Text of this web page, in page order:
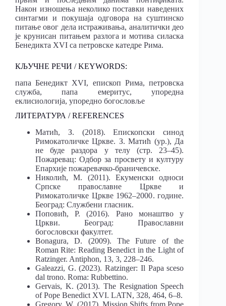
Након изношења неколико поставки наведених
синтагми и покушаја одговора на суштинско
питање овог дела истраживања, аналитички део
је крунисан питањем разлога и мотива силаска
Бенедикта XVI са петровске катедре Рима.
КЉУЧНЕ РЕЧИ / KEYWORDS:
папа Бенедикт XVI, епископ Рима, петровска
служба, папа емеритус, упоредна
еклисиологија, упоредно богословље
ЛИТЕРАТУРА / REFERENCES
Матић, З. (2018). Епископски синод
Римокатоличке Цркве. З. Матић (ур.), Да
не буде раздора у телу(стр. 23–45).
Пожаревац: Одбор за просвету и културу
Епархије пожаревачко-браничевске.
Николић, М. (2011). Екуменски односи
Српске православне Цркве и
Римокатоличке Цркве 1962–2000. године.
Београд: Службени гласник.
Поповић, Р. (2016). Рано монаштво у
Цркви. Београд: Православни
богословски факултет.
Bonagura, D. (2009). The Future of the
Roman Rite: Reading Benedict in the Light of
Ratzinger. Antiphon, 13, 3, 228–246.
Galeazzi, G. (2023).Ratzinger: Il Papa sceso
dal trono. Roma: Rubbettino.
Gervais, K. (2013). The Resignation Speech
of Pope Benedict XVI. LATN, 328, 464, 6–8.
Gregory, W. (2017). Mission Shifts from Pope